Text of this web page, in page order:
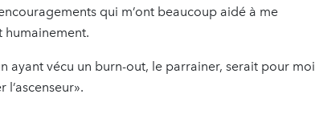
qui m’ont beaucoup aidé à me
humainement.
ayant vécu un burn-out, le parrainer, serait pour moi